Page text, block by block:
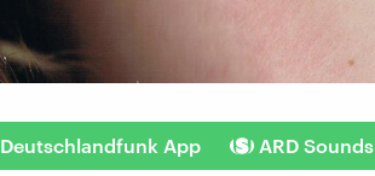
Deutschlandfunk App ARD Sounds